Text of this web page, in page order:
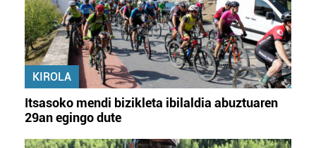
KIROLA
Itsasoko mendi bizikleta ibilaldia abuztuaren
29an egingo dute